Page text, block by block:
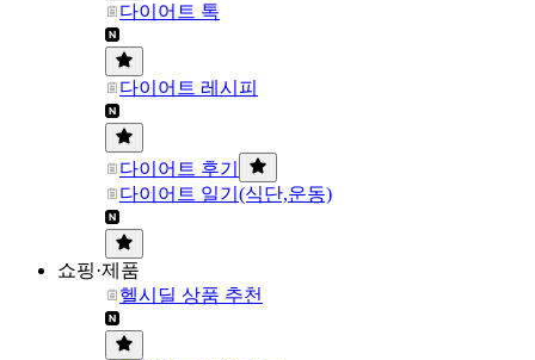
다이어트 톡
다이어트 레시피
다이어트 후기
다이어트 일기(식단,운동)
쇼핑·제품
헬시딜 상품 추천